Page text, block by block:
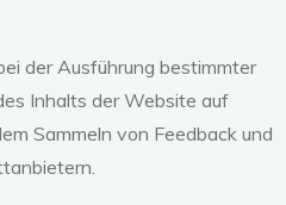
der Ausführung bestimmter
Inhalts der Website auf
Sammeln von Feedback und